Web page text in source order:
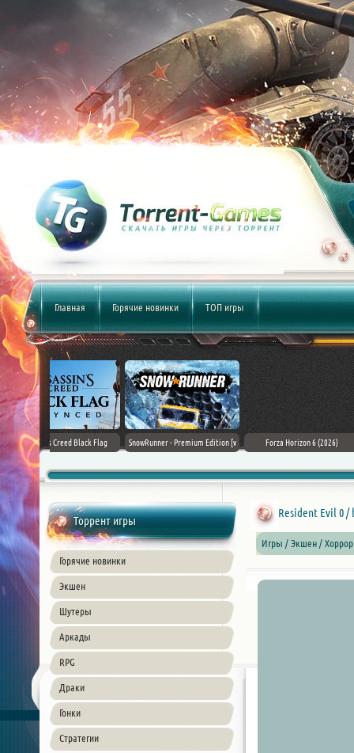
Главная Горячие новинки ТОП игры
Flag
PC
SnowRunner - Premium Edition [v
Forza Horizon 6 (2026) Death Stranding 2:
Торрент игры
Горячие новинки
Экшен
Шутеры
Аркады
RPG
Драки
Гонки
Стратегии
Resident Evil 0 /
Игры / Экшен /